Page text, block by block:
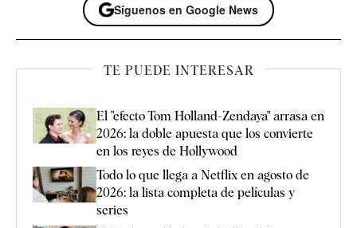
Síguenos en Google News
TE PUEDE INTERESAR
El "efecto Tom Holland-Zendaya" arrasa en
2026: la doble apuesta que los convierte
en los reyes de Hollywood
Todo lo que llega a Netflix en agosto de
2026: la lista completa de películas y
series